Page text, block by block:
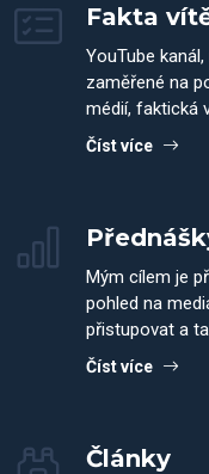
Fakta
YouTube
zaměřené na
médií, faktická
Číst více
Mým cílem je
pohled na
přistupovat a
Číst více
Články